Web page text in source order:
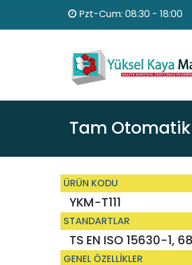
Pzt-Cum: 08:30 - 18:00
Tam Otomatik
ÜRÜN KODU
YKM-T111
STANDARTLAR
TS EN ISO 15630-1,
GENEL ÖZELLİKLER